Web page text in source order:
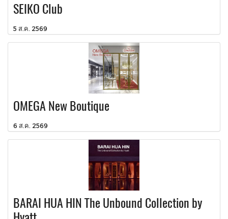
SEIKO Club
5 ส.ค. 2569
OMEGA New Boutique
6 ส.ค. 2569
BARAI HUA HIN The Unbound Collection by